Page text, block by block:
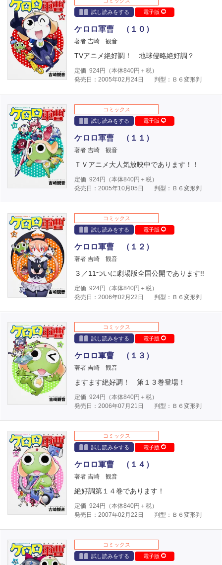
試し読みをする
電子版
ケロロ軍曹 （１０）
著者 吉崎 観音
TVアニメ絶好調！ 地球侵略絶好調？
定価 924円（本体840円＋税）
発売日：2005年02月24日
判型：Ｂ６変形判
コミックス
試し読みをする
電子版
ケロロ軍曹 （１１）
著者 吉崎 観音
ＴＶアニメ大人気放映中であります！！
定価 924円（本体840円＋税）
発売日：2005年10月05日
判型：Ｂ６変形判
コミックス
試し読みをする
電子版
ケロロ軍曹 （１２）
著者 吉崎 観音
３／11ついに劇場版全国公開であります!!
定価 924円（本体840円＋税）
発売日：2006年02月22日
判型：Ｂ６変形判
コミックス
試し読みをする
電子版
ケロロ軍曹 （１３）
著者 吉崎 観音
ますます絶好調！ 第１３巻登場！
定価 924円（本体840円＋税）
発売日：2006年07月21日
判型：Ｂ６変形判
コミックス
試し読みをする
電子版
ケロロ軍曹 （１４）
著者 吉崎 観音
絶好調第１４巻であります！
定価 924円（本体840円＋税）
発売日：2007年02月22日
判型：Ｂ６変形判
コミックス
試し読みをする
電子版